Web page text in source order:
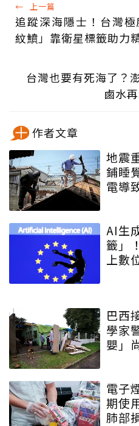
← 上一篇
追蹤深海隱士！台灣
紋鱝」靠衛星標籤助力
台灣也要有死海了？
鹵水
作者文章
地震
鋪睡
電導
AI生
籤」
上數
巴西
學家
嬰」
電子
期使
肺部